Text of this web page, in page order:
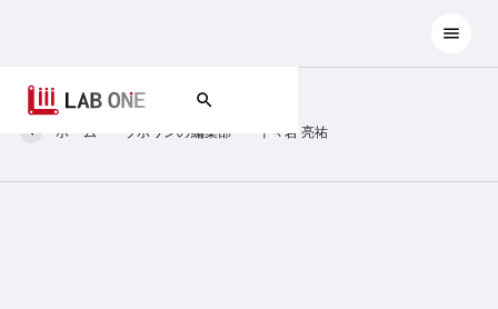
ホーム ラボワンの編集部 千々岩 亮祐